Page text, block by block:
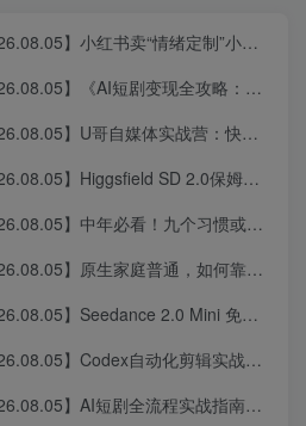
】小红书卖“情绪定制”小服务，客单价6.88-14.88，227天狂出2万+单，净赚13万+
】《AI短剧变现全攻略：婆媳题材引爆女性流量，四大变现路径一次打通》
】U哥自媒体实战营：快速起号、引爆流量、打造爆款内容能力
】Higgsfield SD 2.0保姆级教程：3分钟真人AI影视剧从0到1完整实操
】中年必看！九个习惯或能助你更长寿
】原生家庭普通，如何靠个人努力实现阶层跃升？这几点建议值得收藏
】Seedance 2.0 Mini 免费无限用：10秒视频、9图+3音频全解锁！
】Codex自动化剪辑实战：DeepSeek V4 Pro多API联动，图文成片Skill全流程拆解
】AI短剧全流程实战指南：从爆款拆解到成片交付，掌握高效工作流与审美进阶秘籍
者的第一个付费社群
】小红书卖“情绪定制”小服务，客单价6.88-14.88，227天狂出2万+单，净赚13万+
】《AI短剧变现全攻略：婆媳题材引爆女性流量，四大变现路径一次打通》
】U哥自媒体实战营：快速起号、引爆流量、打造爆款内容能力